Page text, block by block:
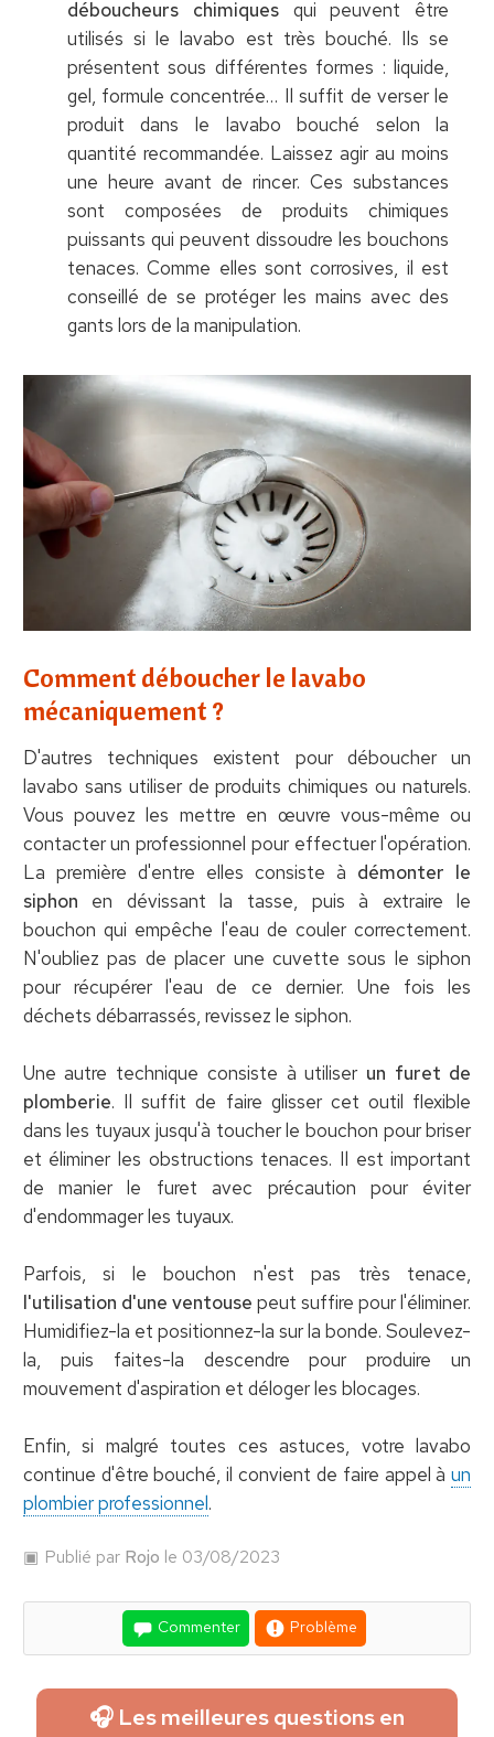
déboucheurs chimiquesqui peuvent être
utilisés si le lavabo est très bouché. Ils se
présentent sous différentes formes : liquide,
gel, formule concentrée… Il suffit de verser le
produit dans le lavabo bouché selon la
quantité recommandée. Laissez agir au moins
une heure avant de rincer. Ces substances
sont composées de produits chimiques
puissants qui peuvent dissoudre les bouchons
tenaces. Comme elles sont corrosives, il est
conseillé de se protéger les mains avec des
gants lors de la manipulation.
Comment déboucher le lavabo
mécaniquement ?
D'autres techniques existent pour déboucher un
lavabo sans utiliser de produits chimiques ou naturels.
Vous pouvez les mettre en œuvre vous-même ou
contacter un professionnel pour effectuer l'opération.
La première d'entre elles consiste à démonter le
siphon en dévissant la tasse, puis à extraire le
bouchon qui empêche l'eau de couler correctement.
N'oubliez pas de placer une cuvette sous le siphon
pour récupérer l'eau de ce dernier. Une fois les
déchets débarrassés, revissez le siphon.
Une autre technique consiste à utiliser un furet de
plomberie. Il suffit de faire glisser cet outil flexible
dans les tuyaux jusqu'à toucher le bouchon pour briser
et éliminer les obstructions tenaces. Il est important
de manier le furet avec précaution pour éviter
d'endommager les tuyaux.
Parfois, si le bouchon n'est pas très tenace,
l'utilisation d'une ventouse peut suffire pour l'éliminer.
Humidifiez-la et positionnez-la sur la bonde. Soulevez-
la, puis faites-la descendre pour produire un
mouvement d'aspiration et déloger les blocages.
Enfin, si malgré toutes ces astuces, votre lavabo
continue d'être bouché, il convient de faire appel àun
plombier professionnel.
Publié par Rojo le 03/08/2023
Commenter Problème
🎧 Les meilleures questions en